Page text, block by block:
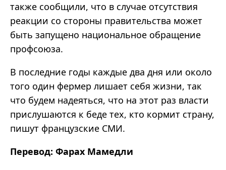
также сообщили, что в случае отсутствия
реакции со стороны правительства может
быть запущено национальное обращение
профсоюза.
В последние годы каждые два дня или около
того один фермер лишает себя жизни, так
что будем надеяться, что на этот раз власти
прислушаются к беде тех, кто кормит страну,
пишут французские СМИ.
Перевод: Фарах Мамедли